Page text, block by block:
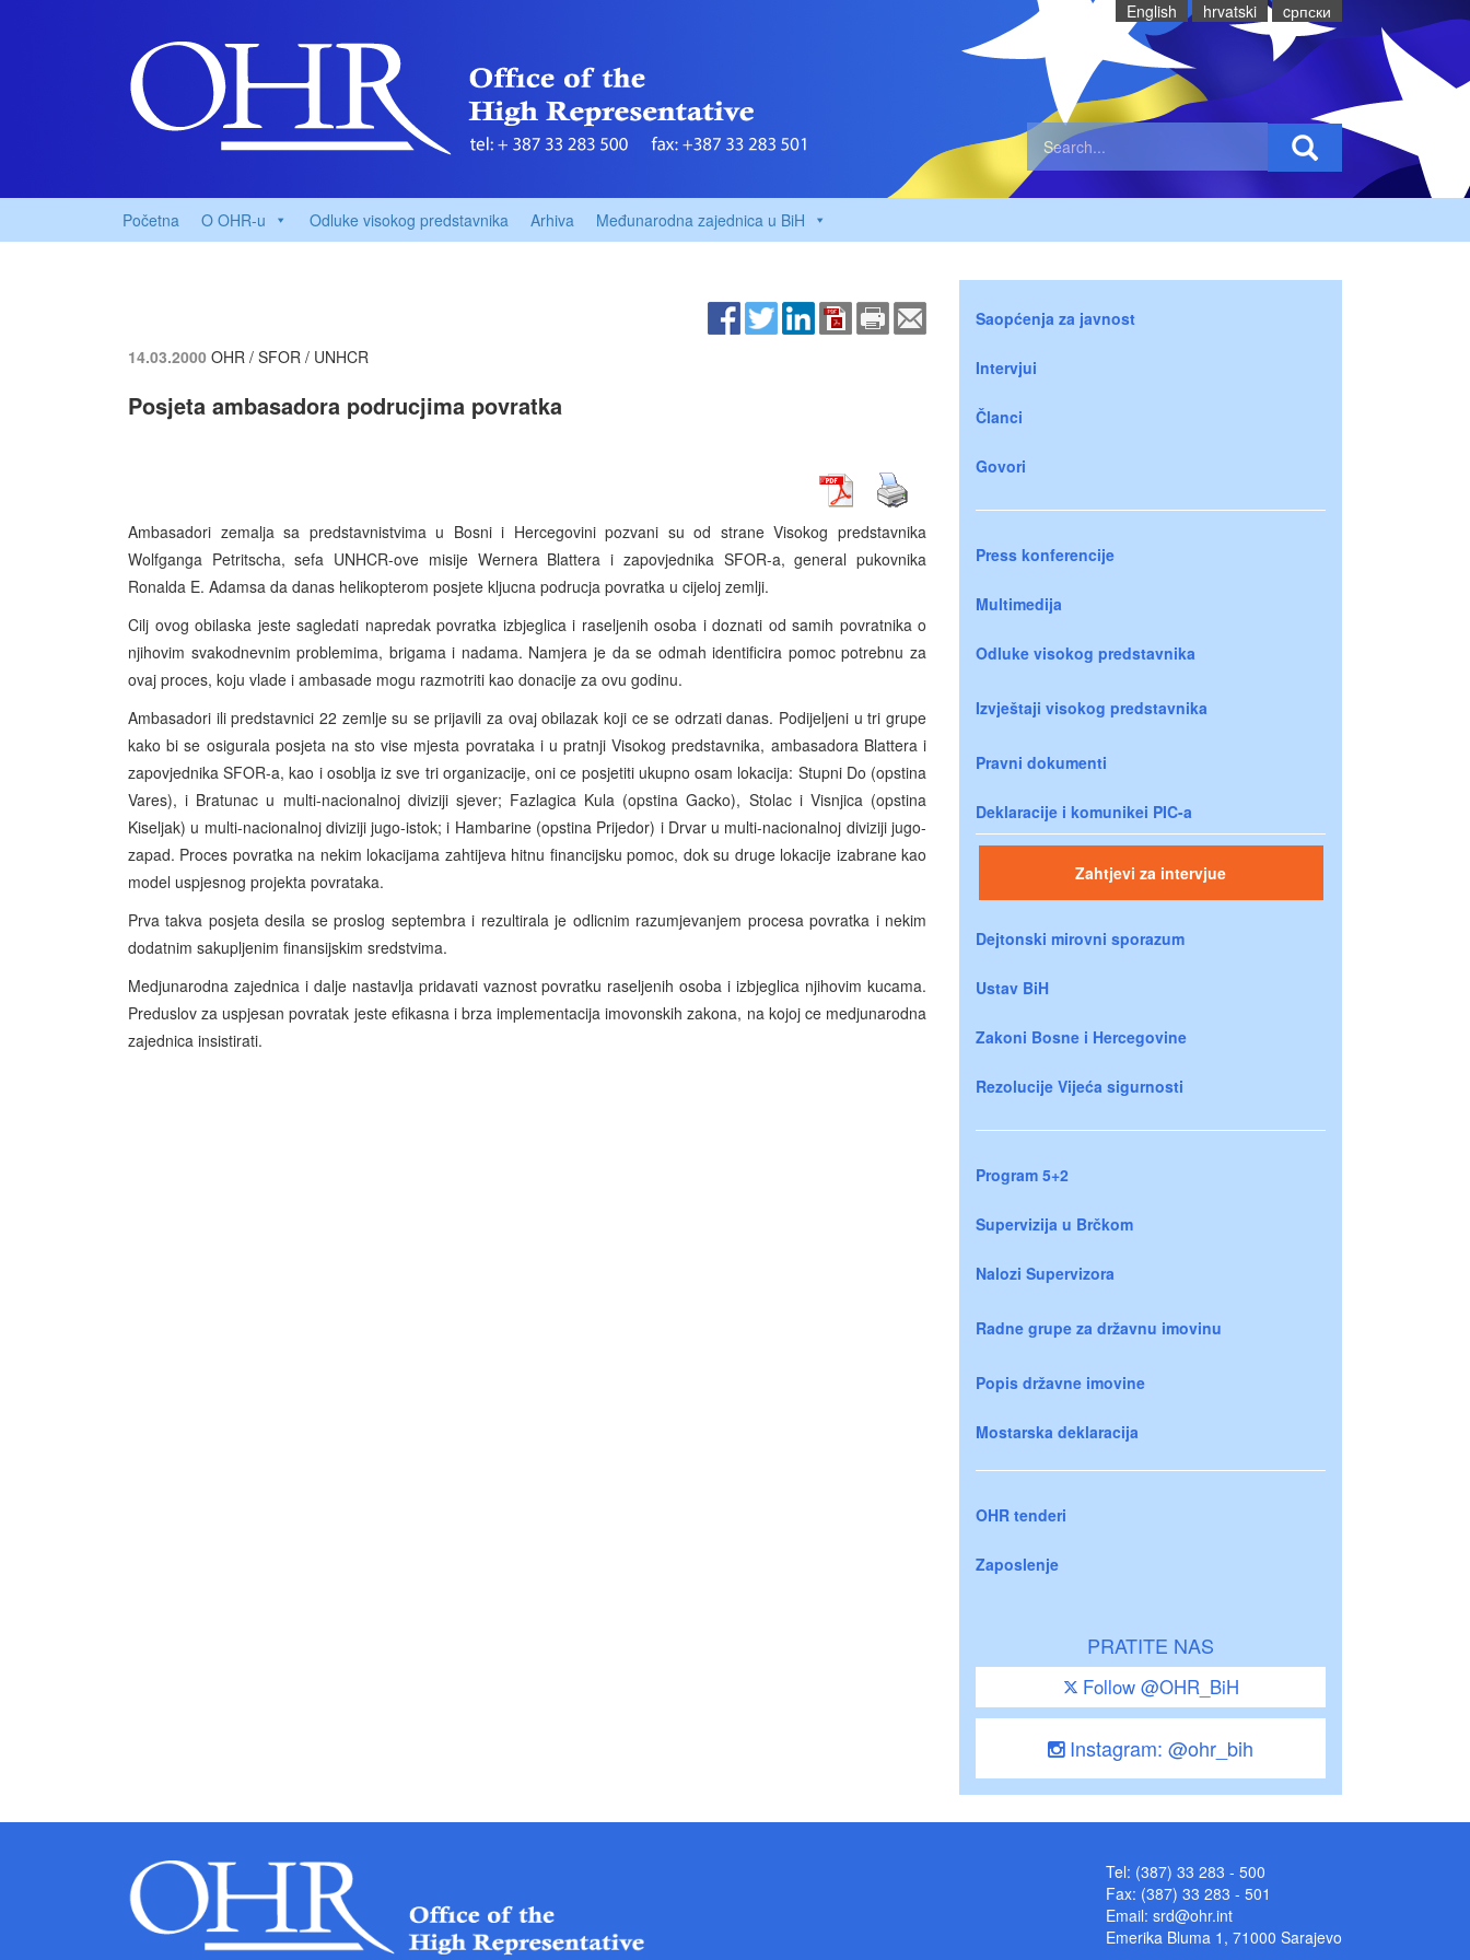
English hrvatski cрпски
Početna O OHR-u Odluke visokog predstavnika Arhiva Međunarodna zajednica u BiH
14.03.2000 OHR / SFOR / UNHCR
Posjeta ambasadora podrucjima povratka
Ambasadori zemalja sa predstavnistvima u Bosni i Hercegovini pozvani su od strane Visokog predstavnika
Wolfganga Petritscha, sefa UNHCR-ove misije Wernera Blattera i zapovjednika SFOR-a, general pukovnika
Ronalda E. Adamsa da danas helikopterom posjete kljucna podrucja povratka u cijeloj zemlji.
Cilj ovog obilaska jeste sagledati napredak povratka izbjeglica i raseljenih osoba i doznati od samih povratnika o
njihovim svakodnevnim problemima, brigama i nadama. Namjera je da se odmah identificira pomoc potrebnu za
ovaj proces, koju vlade i ambasade mogu razmotriti kao donacije za ovu godinu.
Ambasadori ili predstavnici 22 zemlje su se prijavili za ovaj obilazak koji ce se odrzati danas. Podijeljeni u tri grupe
kako bi se osigurala posjeta na sto vise mjesta povrataka i u pratnji Visokog predstavnika, ambasadora Blattera i
zapovjednika SFOR-a, kao i osoblja iz sve tri organizacije, oni ce posjetiti ukupno osam lokacija: Stupni Do (opstina
Vares), i Bratunac u multi-nacionalnoj diviziji sjever; Fazlagica Kula (opstina Gacko), Stolac i Visnjica (opstina
Kiseljak) u multi-nacionalnoj diviziji jugo-istok; i Hambarine (opstina Prijedor) i Drvar u multi-nacionalnoj diviziji jugo-
zapad. Proces povratka na nekim lokacijama zahtijeva hitnu financijsku pomoc, dok su druge lokacije izabrane kao
model uspjesnog projekta povrataka.
Prva takva posjeta desila se proslog septembra i rezultirala je odlicnim razumjevanjem procesa povratka i nekim
dodatnim sakupljenim finansijskim sredstvima.
Medjunarodna zajednica i dalje nastavlja pridavati vaznost povratku raseljenih osoba i izbjeglica njihovim kucama.
Preduslov za uspjesan povratak jeste efikasna i brza implementacija imovonskih zakona, na kojoj ce medjunarodna
zajednica insistirati.
Saopćenja za javnost
Intervjui
Članci
Govori
Press konferencije
Multimedija
Odluke visokog predstavnika
Izvještaji visokog predstavnika
Pravni dokumenti
Deklaracije i komunikei PIC-a
Zahtjevi za intervjue
Dejtonski mirovni sporazum
Ustav BiH
Zakoni Bosne i Hercegovine
Rezolucije Vijeća sigurnosti
Program 5+2
Supervizija u Brčkom
Nalozi Supervizora
Radne grupe za državnu imovinu
Popis državne imovine
Mostarska deklaracija
OHR tenderi
Zaposlenje
PRATITE NAS
Follow @OHR_BiH
Instagram: @ohr_bih
Tel: (387) 33 283 - 500
Fax: (387) 33 283 - 501
Email: srd@ohr.int
Emerika Bluma 1, 71000 Sarajevo